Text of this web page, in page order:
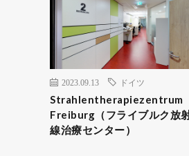
2023.09.13 ドイツ
Strahlentherapiezentrum
Freiburg（フライブルク放
線治療センター）